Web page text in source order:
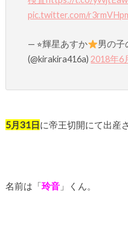
pic.twitter.com/
— ⭐︎輝星あすか
男の子
(@kirakira416a)2018年6
5月31日に帝王切開にて出産
名前は「玲音」くん。